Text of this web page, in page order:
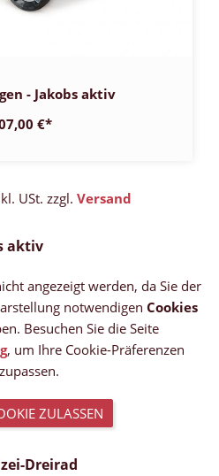
- Jakobs aktiv
€*
USt. zzgl. Versand
aktiv
angezeigt werden, da Sie der
notwendigen Cookies
Besuchen Sie die Seite
, um Ihre Cookie-Präferenzen
ZULASSEN
Dreirad